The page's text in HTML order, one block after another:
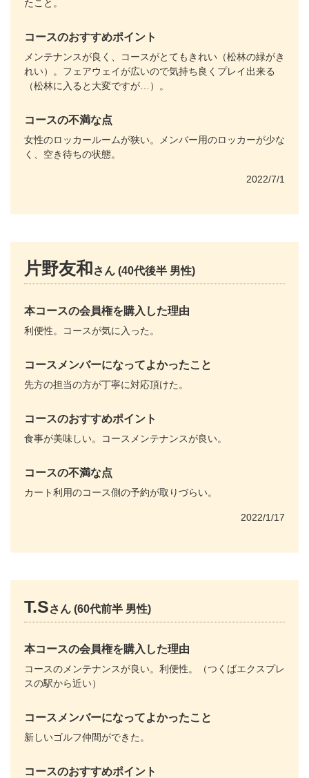
たこと。
コースのおすすめポイント
メンテナンスが良く、コースがとてもきれい（松林の緑がき
れい）。フェアウェイが広いので気持ち良くプレイ出来る
（松林に入ると大変ですが…）。
コースの不満な点
女性のロッカールームが狭い。メンバー用のロッカーが少な
く、空き待ちの状態。
2022/7/1
片野友和さん (40代後半 男性)
本コースの会員権を購入した理由
利便性。コースが気に入った。
コースメンバーになってよかったこと
先方の担当の方が丁寧に対応頂けた。
コースのおすすめポイント
食事が美味しい。コースメンテナンスが良い。
コースの不満な点
カート利用のコース側の予約が取りづらい。
2022/1/17
T.Sさん (60代前半 男性)
本コースの会員権を購入した理由
コースのメンテナンスが良い。利便性。（つくばエクスプレ
スの駅から近い）
コースメンバーになってよかったこと
新しいゴルフ仲間ができた。
コースのおすすめポイント